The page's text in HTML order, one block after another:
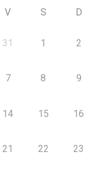
V S D
31 1 2
7 8 9
14 15 16
21 22 23